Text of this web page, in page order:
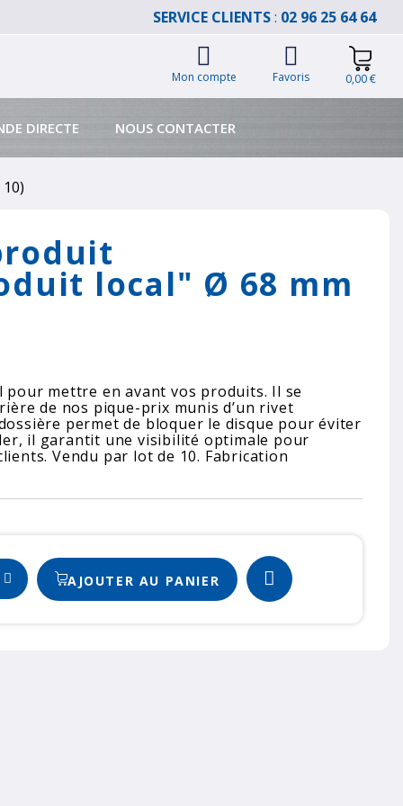
SERVICE CLIENTS: 02 96 25 64 64
Mon compte Favoris 0,00 €
DIRECTE NOUS CONTACTER
local" Ø 68 mm
pour mettre en avant vos produits. Il se
de nos pique-prix munis d’un rivet
permet de bloquer le disque pour éviter
il garantit une visibilité optimale pour
Vendu par lot de 10. Fabrication
AJOUTER AU PANIER